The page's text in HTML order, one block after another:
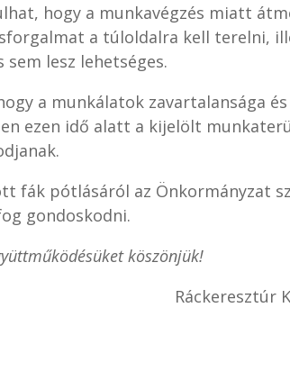
hogy a munkavégzés miatt
a túloldalra kell terelni,
sem lesz lehetséges.
a munkálatok zavartalansága
ezen idő alatt a kijelölt
fák pótlásáról az Önkormányzat
gondoskodni.
köszönjük!
Ráckeresztúr